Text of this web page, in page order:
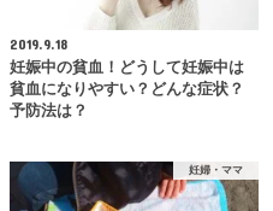
2019.9.18
妊娠中の貧血！どうして妊娠中は
貧血になりやすい？どんな症状？
予防法は？
妊婦・ママ